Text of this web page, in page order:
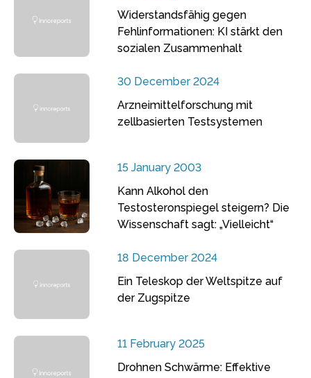
Widerstandsfähig gegen
Fehlinformationen: KI stärkt den
sozialen Zusammenhalt
30 December 2024
Arzneimittelforschung mit
zellbasierten Testsystemen
15 January 2003
Kann Alkohol den
Testosteronspiegel steigern? Die
Wissenschaft sagt: „Vielleicht“
18 December 2024
Ein Teleskop der Weltspitze auf
der Zugspitze
11 February 2025
Drohnen Schwärme: Effektive